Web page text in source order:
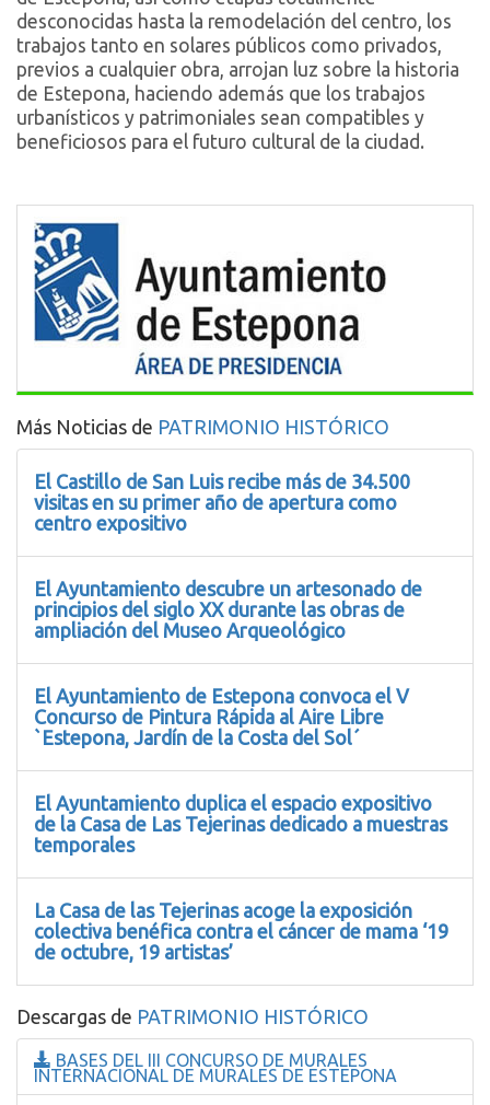
desconocidas hasta la remodelación del centro, los
trabajos tanto en solares públicos como privados,
previos a cualquier obra, arrojan luz sobre la historia
de Estepona, haciendo además que los trabajos
urbanísticos y patrimoniales sean compatibles y
beneficiosos para el futuro cultural de la ciudad.
Más Noticias de PATRIMONIO HISTÓRICO
El Castillo de San Luis recibe más de 34.500
visitas en su primer año de apertura como
centro expositivo
El Ayuntamiento descubre un artesonado de
principios del siglo XX durante las obras de
ampliación del Museo Arqueológico
El Ayuntamiento de Estepona convoca el V
Concurso de Pintura Rápida al Aire Libre
`Estepona, Jardín de la Costa del Sol´
El Ayuntamiento duplica el espacio expositivo
de la Casa de Las Tejerinas dedicado a muestras
temporales
La Casa de las Tejerinas acoge la exposición
colectiva benéfica contra el cáncer de mama ‘19
de octubre, 19 artistas’
Descargas de PATRIMONIO HISTÓRICO
BASES DEL III CONCURSO DE MURALES
INTERNACIONAL DE MURALES DE ESTEPONA